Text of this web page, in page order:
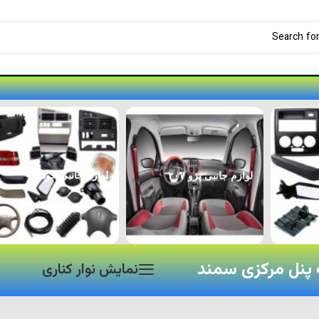
لوازم جانبی پژو ۲۰۷ لوازم جانبی خودرو
مرکزی سمند نمایش نوار کناری